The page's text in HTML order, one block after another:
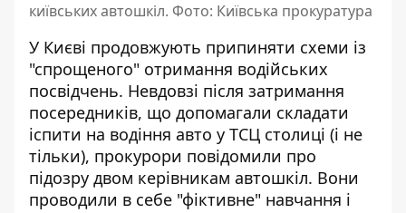
київських автошкіл. Фото: Київська прокуратура
У Києві продовжують припиняти схеми із
"спрощеного" отримання водійських
посвідчень. Невдовзі після затримання
посередників, що допомагали складати
іспити на водіння авто у ТСЦ столиці (і не
тільки), прокурори повідомили про
підозру двом керівникам автошкіл. Вони
проводили в себе "фіктивне" навчання і